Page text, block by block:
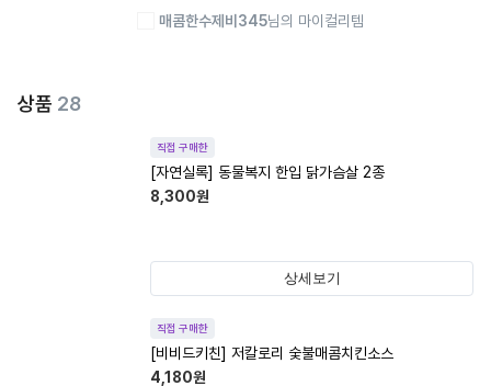
매콤한수제비345님의 마이컬리템
상품 28
직접 구매한
[자연실록] 동물복지 한입 닭가슴살 2종
8,300원
상세보기
직접 구매한
[비비드키친] 저칼로리 숯불매콤치킨소스
4,180원